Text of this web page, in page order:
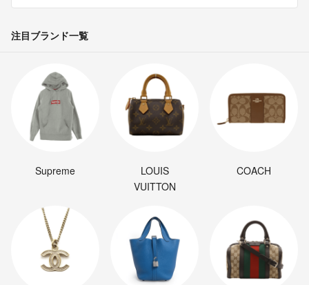
注目ブランド一覧
Supreme
LOUIS
VUITTON
COACH